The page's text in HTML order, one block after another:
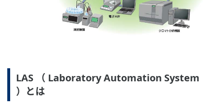
LAS （ Laboratory Automation System
）とは